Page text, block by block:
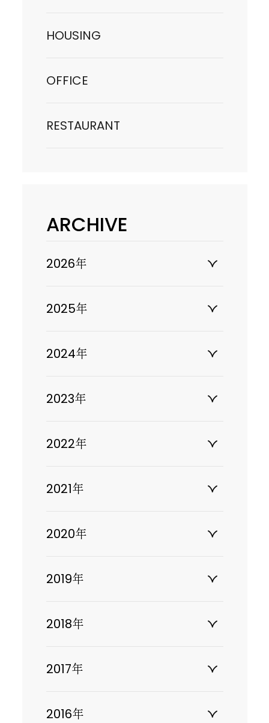
HOUSING
OFFICE
RESTAURANT
ARCHIVE
2026年
2025年
2024年
2023年
2022年
2021年
2020年
2019年
2018年
2017年
2016年